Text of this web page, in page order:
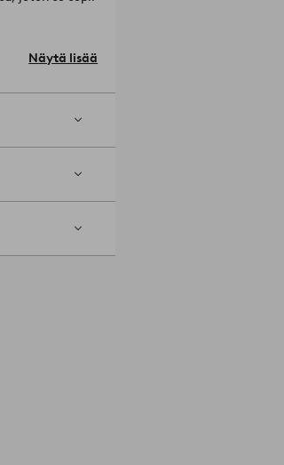
01
Näytä lisää